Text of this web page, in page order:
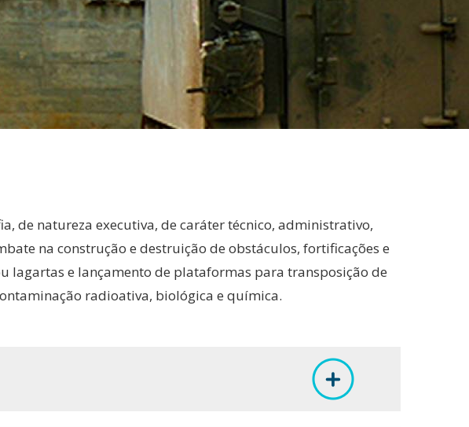
de natureza executiva, de caráter técnico, administrativo,
na construção e destruição de obstáculos, fortificações e
lagartas e lançamento de plataformas para transposição de
radioativa, biológica e química.